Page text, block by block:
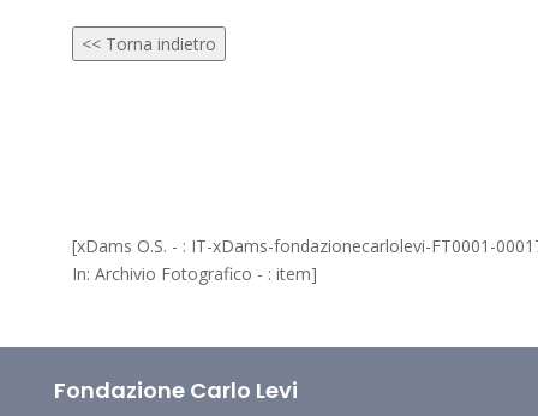
<< Torna indietro
[xDams O.S. - : IT-xDams-fondazionecarlolevi-FT0001-
In: Archivio Fotografico - : item]
Fondazione Carlo Levi